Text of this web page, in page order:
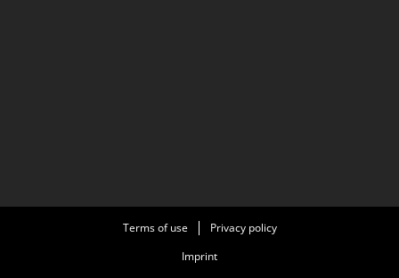
Terms of use
Privacy policy
Imprint